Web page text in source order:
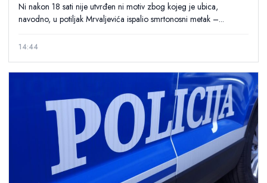
Ni nakon 18 sati nije utvrđen ni motiv zbog kojeg je ubica,
navodno, u potiljak Mrvaljevića ispalio smrtonosni metak –...
14:44